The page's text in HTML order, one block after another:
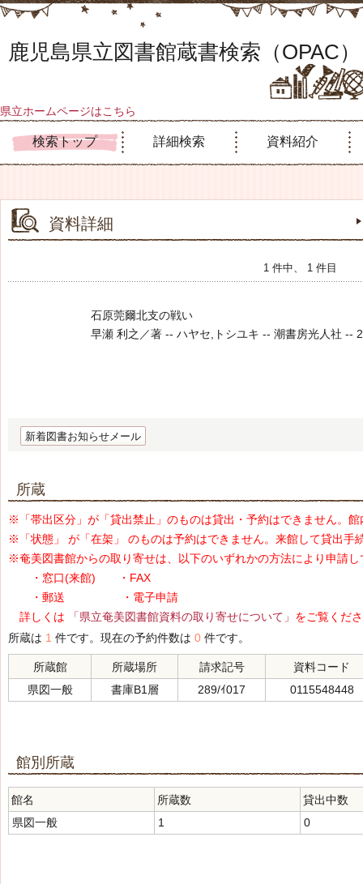
鹿児島県立図書館蔵書検索（OPAC）
県立ホームページはこちら
検索トップ 詳細検索 資料紹介
資料詳細
1 件中、 1 件目
石原莞爾北支の戦い
早瀬 利之／著 -- ハヤセ,トシユキ -- 潮書房光人社 --
新着図書お知らせメール
所蔵
※「帯出区分」が「貸出禁止」のものは貸出・予約はできません。
※「状態」 が「在架」 のものは予約はできません。来館して貸出手
※奄美図書館からの取り寄せは、以下のいずれかの方法により申請し
・窓口(来館) ・FAX
・郵送 ・電子申請
詳しくは
「県立奄美図書館資料の取り寄せについて」 をご覧くだ
所蔵は 1 件です。現在の予約件数は 0 件です。
所蔵館 所蔵場所 請求記号
資料コード
県図一般
書庫B1層 289/ｲ017 0115548448
館別所蔵
館名 所蔵数
貸出中数
県図一般
1 0